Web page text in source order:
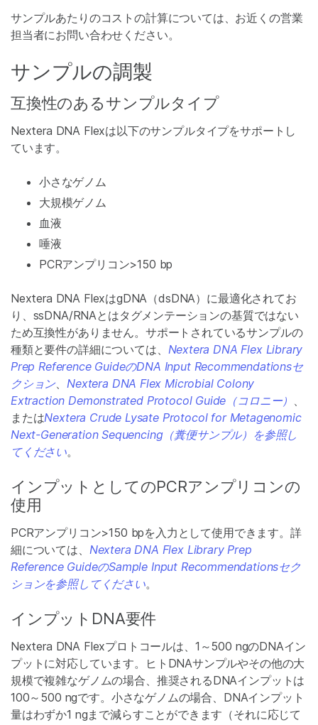
サンプルあたりのコストの計算については、お近くの営業
担当者にお問い合わせください。
サンプルの調製
互換性のあるサンプルタイプ
Nextera DNA Flexは以下のサンプルタイプをサポートし
ています。
小さなゲノム
大規模ゲノム
血液
唾液
PCRアンプリコン>150 bp
­Nextera DNA FlexはgDNA（dsDNA）に最適化されてお
り、ssDNA/RNAとはタグメンテーションの基質ではない
ため互換性がありません。サポートされているサンプルの
種類と要件の詳細については、 Nextera DNA Flex Library
Prep Reference GuideのDNA Input Recommendationsセ
クション、Nextera DNA Flex Microbial Colony
Extraction Demonstrated Protocol Guide（コロニー） 、
またはNextera Crude Lysate Protocol for Metagenomic
Next-Generation Sequencing（糞便サンプル）を参照し
てください。
インプットとしてのPCRアンプリコンの
使用
PCRアンプリコン>150 bpを入力として使用できます。詳
細については、 Nextera DNA Flex Library Prep
Reference GuideのSample Input Recommendationsセク
ションを参照してください。
インプットDNA要件
Nextera DNA Flexプロトコールは、1～500 ngのDNAイン
プットに対応しています。ヒトDNAサンプルやその他の大
規模で複雑なゲノムの場合、推奨されるDNAインプットは
100～500 ngです。小さなゲノムの場合、DNAインプット
量はわずか1 ngまで減らすことができます（それに応じて